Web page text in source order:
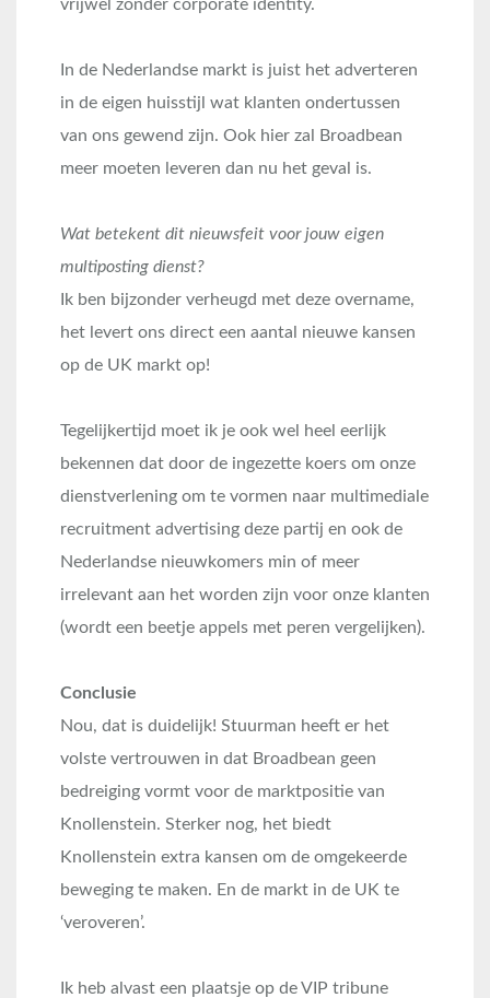
vrijwel zonder corporate identity.
In de Nederlandse markt is juist het adverteren
in de eigen huisstijl wat klanten ondertussen
van ons gewend zijn. Ook hier zal Broadbean
meer moeten leveren dan nu het geval is.
Wat betekent dit nieuwsfeit voor jouw eigen
multiposting dienst?
Ik ben bijzonder verheugd met deze overname,
het levert ons direct een aantal nieuwe kansen
op de UK markt op!
Tegelijkertijd moet ik je ook wel heel eerlijk
bekennen dat door de ingezette koers om onze
dienstverlening om te vormen naar multimediale
recruitment advertising deze partij en ook de
Nederlandse nieuwkomers min of meer
irrelevant aan het worden zijn voor onze klanten
(wordt een beetje appels met peren vergelijken).
Conclusie
Nou, dat is duidelijk! Stuurman heeft er het
volste vertrouwen in dat Broadbean geen
bedreiging vormt voor de marktpositie van
Knollenstein. Sterker nog, het biedt
Knollenstein extra kansen om de omgekeerde
beweging te maken. En de markt in de UK te
‘veroveren’.
Ik heb alvast een plaatsje op de VIP tribune